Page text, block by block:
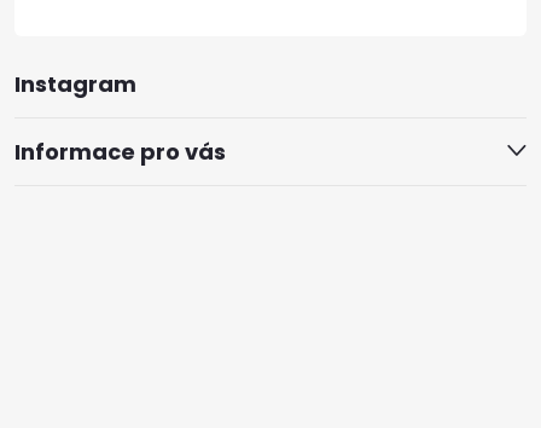
Instagram
Informace pro vás